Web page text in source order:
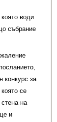
води
събрание
конкурс за
се
на
и